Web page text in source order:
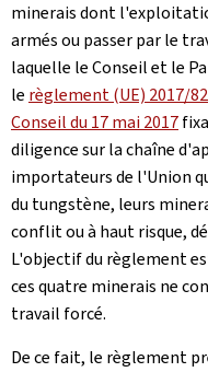
minerais dont
armés ou passer par le
laquelle le Conseil et le
le règlement (UE) 2017/
Conseil du 17 mai 2017
diligence sur la chaîne
importateurs de l'Union
du tungstène, leurs
conflit ou à haut risque,
L'objectif du règlement
ces quatre minerais ne
travail forcé.
De ce fait, le règlement